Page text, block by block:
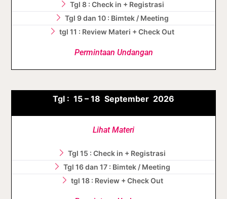
Tgl 8 : Check in + Registrasi
Tgl 9 dan 10 : Bimtek / Meeting
tgl 11 : Review Materi + Check Out
Permintaan Undangan
Tgl : 15 – 18 September 2026
Lihat Materi
Tgl 15 : Check in + Registrasi
Tgl 16 dan 17 : Bimtek / Meeting
tgl 18 : Review + Check Out